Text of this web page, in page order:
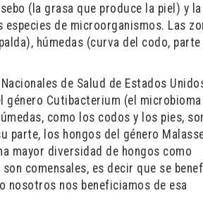
(la grasa que produce la piel) y
de microorganismos. Las
húmedas (curva del codo, parte
de Salud de Estados
género Cutibacterium (el
como los codos y los pies,
parte, los hongos del género
mayor diversidad de hongos como
comensales, es decir que se
nosotros nos beneficiamos de esa